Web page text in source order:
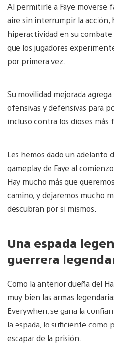
Al permitirle a Faye moverse
aire sin interrumpir la acción,
hiperactividad en su
que los jugadores
por primera vez.
Su movilidad mejorada
ofensivas y defensivas para
incluso contra los dioses más
Les hemos dado un adelanto
gameplay de Faye al
Hay mucho más que
camino, y dejaremos mucho
descubran por sí mismos.
Una espada
guerrera
Como la anterior dueña del
muy bien las armas
Everywhen, se gana la
la espada, lo suficiente como
escapar de la prisión.